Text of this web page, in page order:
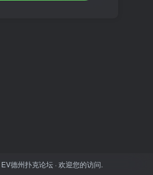
EV德州扑克论坛· 欢迎您的访问.